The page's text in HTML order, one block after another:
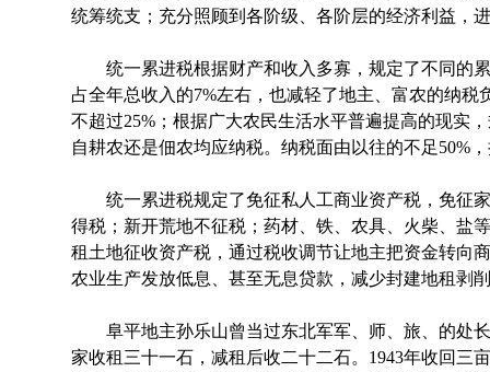
统筹统支；充分照顾到各阶级、各阶层的经济利益，
统一累进税根据财产和收入多寡，规定了不同的累
占全年总收入的7%左右，也减轻了地主、富农的纳税
不超过25%；根据广大农民生活水平普遍提高的现实
自耕农还是佃农均应纳税。纳税面由以往的不足50%
统一累进税规定了免征私人工商业资产税，免征家
得税；新开荒地不征税；药材、铁、农具、火柴、盐
租土地征收资产税，通过税收调节让地主把资金转向
农业生产发放低息、甚至无息贷款，减少封建地租剥
阜平地主孙乐山曾当过东北军军、师、旅、的处长
家收租三十一石，减租后收二十二石。1943年收回三